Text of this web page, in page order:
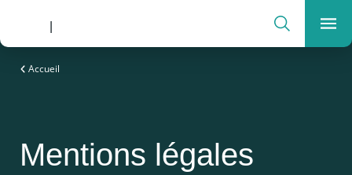
Notre expertise au service de vos ambitions
Rechercher
Accueil
Mentions légales